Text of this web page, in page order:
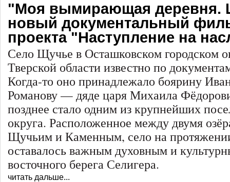
"Моя вымирающая деревня.
новый документальный
проекта "Наступление на
Село Щучье в Осташковском городском
Тверской области известно по
Когда-то оно принадлежало боярину
Романову — дяде царя Михаила
позднее стало одним из крупнейших
округа. Расположенное между двумя
Щучьим и Каменным, село на
оставалось важным духовным и
восточного берега Селигера.
читать дальше...